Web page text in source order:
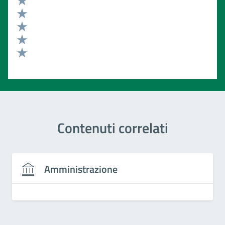
Valuta 5 stelle su 5
Valuta 4 stelle su 5
Valuta 3 stelle su 5
Valuta 2 stelle su 5
Contenuti correlati
Amministrazione